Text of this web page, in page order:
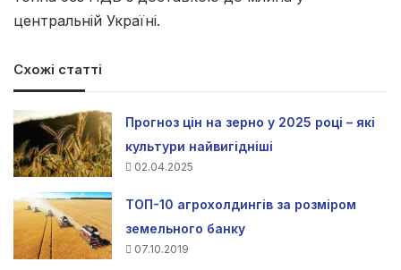
центральній Україні.
Схожі статті
Прогноз цін на зерно у 2025 році – які
культури найвигідніші
02.04.2025
ТОП-10 агрохолдингів за розміром
земельного банку
07.10.2019